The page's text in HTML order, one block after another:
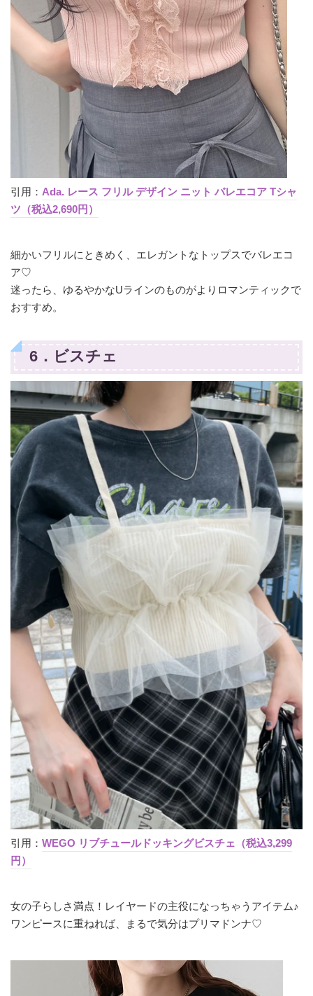
引用： Ada. レース フリル デザイン ニット バレエコア Tシャ
ツ（税込2,690円）
細かいフリルにときめく、エレガントなトップスでバレエコ
ア♡
迷ったら、ゆるやかなUラインのものがよりロマンティックで
おすすめ。
6．ビスチェ
引用： WEGO リブチュールドッキングビスチェ（税込3,299
円）
女の子らしさ満点！レイヤードの主役になっちゃうアイテム♪
ワンピースに重ねれば、まるで気分はプリマドンナ♡